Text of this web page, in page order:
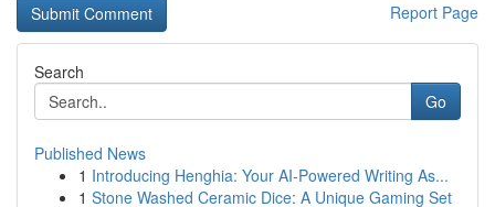
Report Page
Search
Go
Published News
1 Introducing Henghia: Your AI-Powered Writing As...
1 Stone Washed Ceramic Dice: A Unique Gaming Set